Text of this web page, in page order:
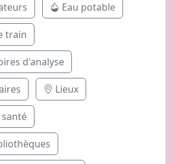
Eau potable
train
d'analyse
Lieux
santé